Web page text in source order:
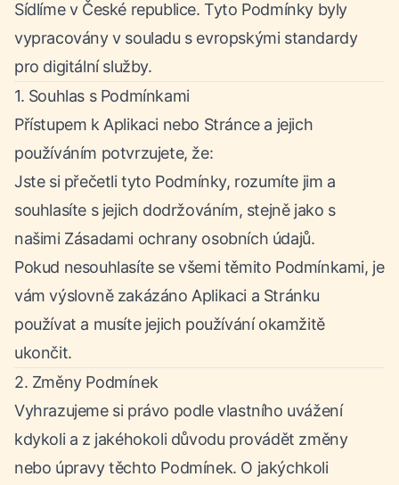
Sídlíme v České republice. Tyto Podmínky byly
vypracovány v souladu s evropskými standardy
pro digitální služby.
1. Souhlas s Podmínkami
Přístupem k Aplikaci nebo Stránce a jejich
používáním potvrzujete, že:
Jste si přečetli tyto Podmínky, rozumíte jim a
souhlasíte s jejich dodržováním, stejně jako s
našimi Zásadami ochrany osobních údajů.
Pokud nesouhlasíte se všemi těmito Podmínkami, je
vám výslovně zakázáno Aplikaci a Stránku
používat a musíte jejich používání okamžitě
ukončit.
2. Změny Podmínek
Vyhrazujeme si právo podle vlastního uvážení
kdykoli a z jakéhokoli důvodu provádět změny
nebo úpravy těchto Podmínek. O jakýchkoli